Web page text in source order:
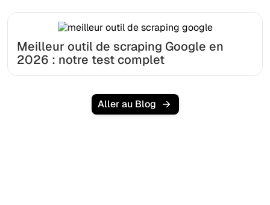
Meilleur outil de scraping Google en
2026 : notre test complet
Aller au Blog